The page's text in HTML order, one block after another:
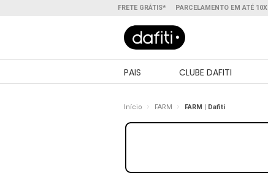
FRETE GRÁTIS* PARCELAMENTO EM ATÉ 10X
PAIS CLUBE DAFITI
Início FARM FARM | Dafiti